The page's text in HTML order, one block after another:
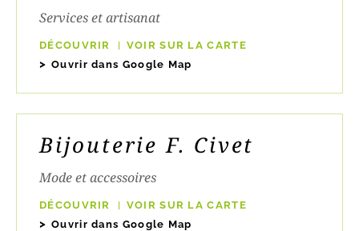
Services et artisanat
DÉCOUVRIR
VOIR SUR LA CARTE
Ouvrir dans Google Map
Bijouterie F. Civet
Mode et accessoires
DÉCOUVRIR
VOIR SUR LA CARTE
Ouvrir dans Google Map